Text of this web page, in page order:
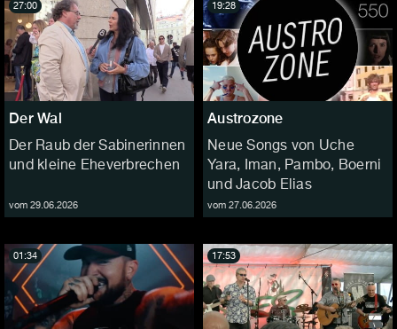
Der Wal
Der Raub der Sabinerinnen
und kleine Eheverbrechen
vom 29.06.2026
27:00
Austrozone
Neue Songs von Uche
Yara, Iman, Pambo, Boerni
und Jacob Elias
vom 27.06.2026
19:28
01:34 17:53